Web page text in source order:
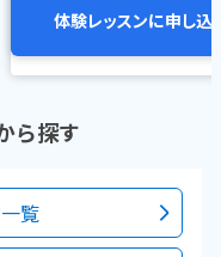
体験レッスンに申し込
ら探す
覧